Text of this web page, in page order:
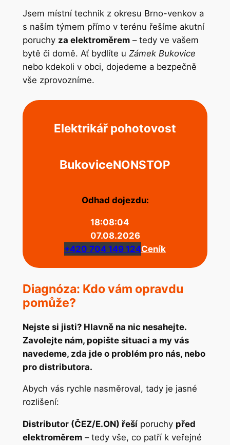
Jsem místní technik z okresu Brno-venkov a
s naším týmem přímo v terénu řešíme akutní
poruchy za elektroměrem– tedy ve vašem
bytě či domě. Ať bydlíte u Zámek Bukovice
nebo kdekoli v obci, dojedeme a bezpečně
vše zprovozníme.
Elektrikář pohotovost
BukoviceNONSTOP
Odhad dojezdu:
18:08:04
07.08.2026
+420 704 149 124Ceník
Diagnóza: Kdo vám opravdu
pomůže?
Nejste si jisti? Hlavně na nic nesahejte.
Zavolejte nám, popište situaci a my vás
navedeme, zda jde o problém pro nás, nebo
pro distributora.
Abych vás rychle nasměroval, tady je jasné
rozlišení:
Distributor (ČEZ/E.ON) řešíporuchy před
elektroměrem– tedy vše, co patří k veřejné